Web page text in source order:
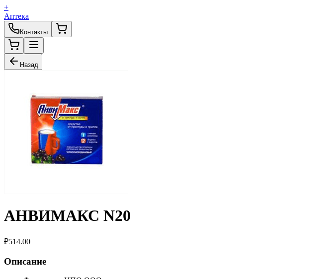
+
Аптека
Контакты
Назад
АНВИМАКС N20
₽514.00
Описание